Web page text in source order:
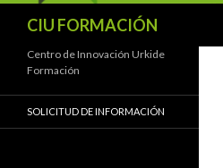
CIU FORMACIÓN
Centro de Innovación Urkide
Formación
SOLICITUD DE INFORMACIÓN